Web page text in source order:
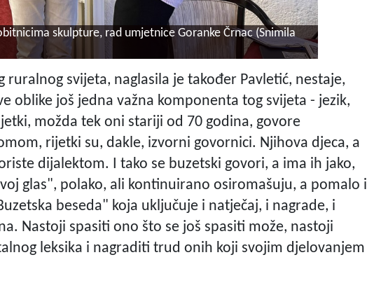
skulpture, rad umjetnice Goranke Črnac (Snimila
svijeta, naglasila je također Pavletić, nestaje,
oblike još jedna važna komponenta tog svijeta - jezik,
možda tek oni stariji od 70 godina, govore
rijetki su, dakle, izvorni govornici. Njihova djeca, a
dijalektom. I tako se buzetski govori, a ima ih jako,
glas", polako, ali kontinuirano osiromašuju, a pomalo i
beseda" koja uključuje i natječaj, i nagrade, i
Nastoji spasiti ono što se još spasiti može, nastoji
leksika i nagraditi trud onih koji svojim djelovanjem